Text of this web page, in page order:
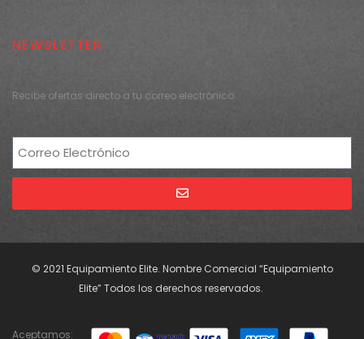
NEWSLETTER
Recibe ofertas directo a tu correo electrónico
© 2021 Equipamiento Elite. Nombre Comercial “Equipamiento
Elite” Todos los derechos reservados.
Aceptamos: